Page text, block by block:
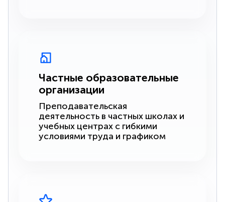
Частные образовательные
организации
Преподавательская
деятельность в частных школах и
учебных центрах с гибкими
условиями труда и графиком